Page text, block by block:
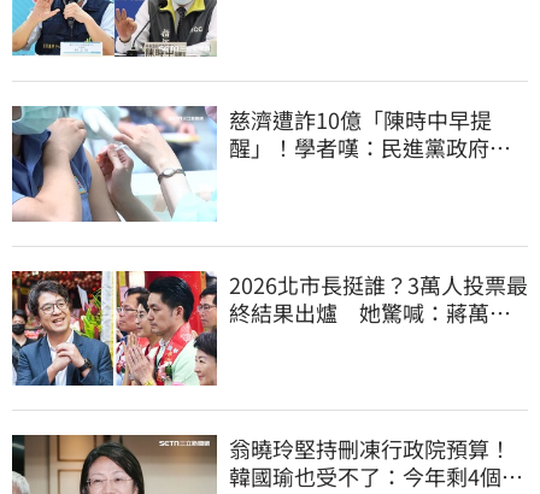
慈濟遭詐10億「陳時中早提
醒」！學者嘆：民進黨政府做
2026北市長挺誰？3萬人投票最
終結果出爐 她驚喊：蔣萬安
翁曉玲堅持刪凍行政院預算！
韓國瑜也受不了：今年剩4個月